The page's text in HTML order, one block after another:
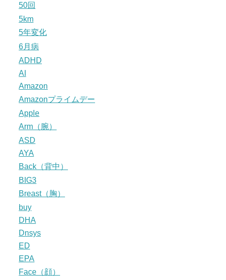
50回
5km
5年変化
6月病
ADHD
AI
Amazon
Amazonプライムデー
Apple
Arm（腕）
ASD
AYA
Back（背中）
BIG3
Breast（胸）
buy
DHA
Dnsys
ED
EPA
Face（顔）